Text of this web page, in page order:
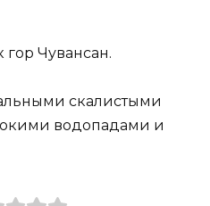
Чувансан.
скалистыми
водопадами и